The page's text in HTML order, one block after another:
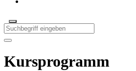
Kursprogramm